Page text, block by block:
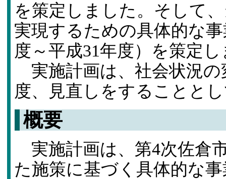
を策定しました。そして
実現するための具体的な
度～平成31年度）を策定
実施計画は、社会状況の
度、見直しをすることと
概要
実施計画は、第4次佐倉
た施策に基づく具体的な